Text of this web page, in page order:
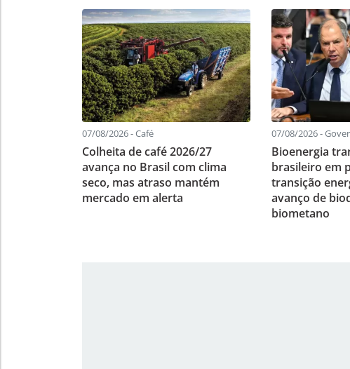
07/08/2026 - Café
Colheita de café 2026/27
avança no Brasil com clima
seco, mas atraso mantém
mercado em alerta
07/08/2026 -
Bioenergia
brasileiro em
transição
avanço de
biometano